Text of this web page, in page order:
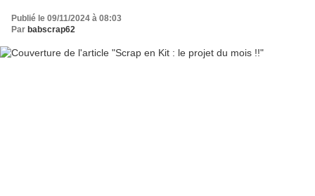
Publié le 09/11/2024 à 08:03
Par babscrap62